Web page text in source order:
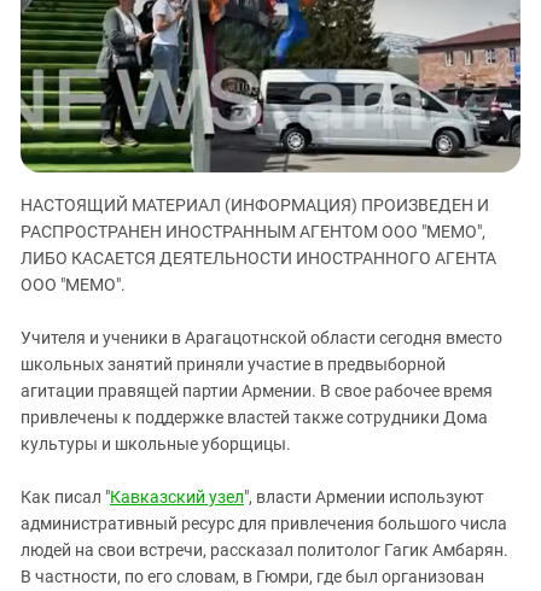
ЗАСТАВЛЯЕТ
КАВКАЗ ЗА ПАЛЕСТИНУ
ИНАКОМЫСЛИЕ В ЧЕЧНЕ
ПРЕСЛЕДОВАНИЕ АКТИВИСТОВ
МОБИЛИЗАЦИЯ И ПРОТЕСТЫ
Дагестан
Ингушетия
Кабардино-Балкария
Калмыкия
Карачаево-Черкесия
Краснодарский край
Российская Федерация
Северная Осетия - Алания
СКФО
Ставропольский край
Южная Осетия
Южный Кавказ
ЮФО
НАСТОЯЩИЙ МАТЕРИАЛ (ИНФОРМАЦИЯ) ПРОИЗВЕДЕН И
РАСПРОСТРАНЕН ИНОСТРАННЫМ АГЕНТОМ ООО "МЕМО",
ЛИБО КАСАЕТСЯ ДЕЯТЕЛЬНОСТИ ИНОСТРАННОГО АГЕНТА
ООО "МЕМО".
Учителя и ученики в Арагацотнской области сегодня вместо
школьных занятий приняли участие в предвыборной
агитации правящей партии Армении. В свое рабочее время
привлечены к поддержке властей также сотрудники Дома
культуры и школьные уборщицы.
Как писал "Кавказский узел", власти Армении используют
административный ресурс для привлечения большого числа
людей на свои встречи, рассказал политолог Гагик Амбарян.
В частности, по его словам, в Гюмри, где был организован